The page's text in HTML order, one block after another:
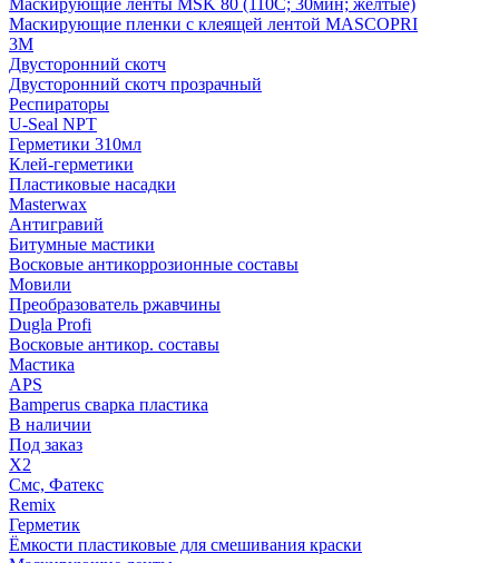
Маскирующие ленты MSK 80 (110С; 30мин; желтые)
Маскирующие пленки с клеящей лентой MASCOPRI
3M
Двусторонний скотч
Двусторонний скотч прозрачный
Респираторы
U-Seal NPT
Герметики 310мл
Клей-герметики
Пластиковые насадки
Masterwax
Антигравий
Битумные мастики
Восковые антикоррозионные составы
Мовили
Преобразователь ржавчины
Dugla Profi
Восковые антикор. составы
Мастика
APS
Bamperus сварка пластика
В наличии
Под заказ
X2
Смс, Фатекс
Remix
Герметик
Ёмкости пластиковые для смешивания краски